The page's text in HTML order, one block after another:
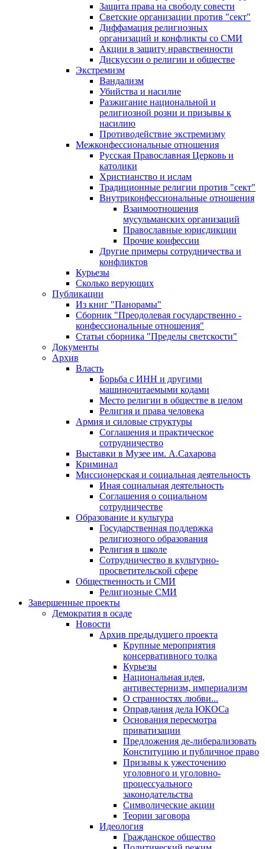
Защита права на свободу совести
Светские организации против "сект"
Диффамация религиозных
организаций и конфликты со СМИ
Акции в защиту нравственности
Дискуссии о религии и обществе
Экстремизм
Вандализм
Убийства и насилие
Разжигание национальной и
религиозной розни и призывы к
насилию
Противодействие экстремизму
Межконфессиональные отношения
Русская Православная Церковь и
католики
Христианство и ислам
Традиционные религии против "сект"
Внутриконфессиональные отношения
Взаимоотношения
мусульманских организаций
Православные юрисдикции
Прочие конфессии
Другие примеры сотрудничества и
конфликтов
Курьезы
Сколько верующих
Публикации
Из книг "Панорамы"
Сборник "Преодолевая государственно -
конфессиональные отношения"
Статьи сборника "Пределы светскости"
Документы
Архив
Власть
Борьба с ИНН и другими
машиночитаемыми кодами
Место религии в обществе в целом
Религия и права человека
Армия и силовые структуры
Соглашения и практическое
сотрудничество
Выставки в Музее им. А.Сахарова
Криминал
Миссионерская и социальная деятельность
Иная социальная деятельность
Соглашения о социальном
сотрудничестве
Образование и культура
Государственная поддержка
религиозного образования
Религия в школе
Сотрудничество в культурно-
просветительской сфере
Общественность и СМИ
Религиозные СМИ
Завершенные проекты
Демократия в осаде
Новости
Архив предыдущего проекта
Крупные мероприятия
консервативного толка
Курьезы
Национальная идея,
антивестернизм, империализм
О странностях любви...
Оправдания дела ЮКОСа
Основания пересмотра
приватизации
Предложения де-либерализовать
Конституцию и публичное право
Призывы к ужесточению
уголовного и уголовно-
процессуального
законодательства
Символические акции
Теории заговора
Идеология
Гражданское общество